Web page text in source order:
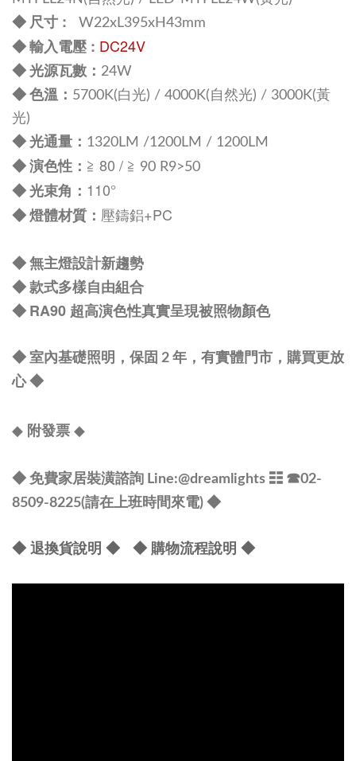
◆ 尺寸 :
W22xL395xH43mm
◆ 輸入電壓 : DC24V
◆ 光源瓦數 ： 24W
◆ 色溫 ： 5700K(白光) / 4000K(自然光) / 3000K(黃
光)
◆ 光通量 ： 1320LM /1200LM / 1200LM
◆ 演色性 ： ≧ 80 / ≧ 90 R9>50
◆ 光束角 ： 110°
◆ 燈體材質 ： 壓鑄鋁+PC
◆ 無主燈設計新趨勢
◆ 款式多樣自由組合
◆ RA90 超高演色性真實呈現被照物顏色
◆ 室內基礎照明，保固 2 年，有實體門市，購買更放
心◆
◆ 附發票◆
◆ 免費家居裝潢諮詢 Line:@dreamlights ☷ ☎02-
8509-8225(請在上班時間來電) ◆
◆ 退換貨說明 ◆ ◆ 購物流程說明 ◆